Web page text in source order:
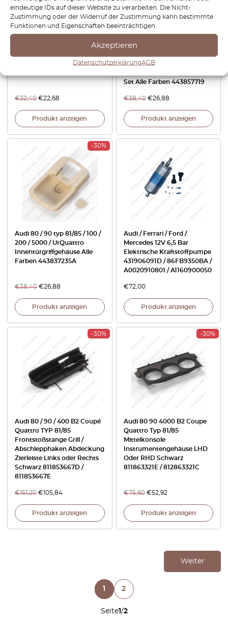
eindeutige IDs auf dieser Website zu verarbeiten. Die Nicht-
Zustimmung oder der Widerruf der Zustimmung kann bestimmte
Funktionen und Eigenschaften beeinträchtigen.
Akzeptieren
DatenschutzerklärungAGB
Audi 80 / 90 / 4000 / Coupe
Schalter Blank Schwarz
€32,40 €22,68
Produkt anzeigen
Audi 80 / 90 4000 B2 / 100 /
Coupe Sicherheitsgurt
Set Alle Farben 443857719
€38,40 €26,88
Produkt anzeigen
-30%
Audi 80 / 90 typ 81/85 / 100 /
200 / 5000 / UrQuattro
Innentürgriffgehäuse Alle
Farben 443837235A
€38,40 €26,88
Produkt anzeigen
Audi / Ferrari / Ford /
Mercedes 12V 6,5 Bar
Elektrische Kraftstoffpumpe
431906091D / 86FB9350BA /
A0020910801 / A1160900050
€72,00
Produkt anzeigen
-30%
Audi 80 / 90 / 400 B2 Coupé
Quattro TYP 81/85
Frontstoßstange Grill /
Abschlepphaken Abdeckung
Zierleiste Links oder Rechts
Schwarz 811853667D /
811853667E
€151,20 €105,84
Produkt anzeigen
-30%
Audi 80 90 4000 B2 Coupe
Quattro Typ 81/85
Mittelkonsole
Instrumentengehäuse LHD
Oder RHD Schwarz
811863321E / 812863321C
€75,60 €52,92
Produkt anzeigen
Seite1/2
Weiter
1 2